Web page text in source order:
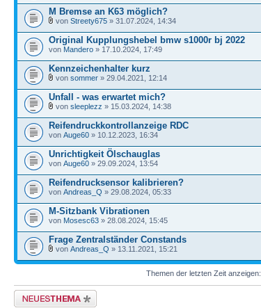
M Bremse an K63 möglich?
von Streety675 » 31.07.2024, 14:34
Original Kupplungshebel bmw s1000r bj 2022
von Mandero » 17.10.2024, 17:49
Kennzeichenhalter kurz
von sommer » 29.04.2021, 12:14
Unfall - was erwartet mich?
von sleeplezz » 15.03.2024, 14:38
Reifendruckkontrollanzeige RDC
von Auge60 » 10.12.2023, 16:34
Unrichtigkeit Ölschauglas
von Auge60 » 29.09.2024, 13:54
Reifendrucksensor kalibrieren?
von Andreas_Q » 29.08.2024, 05:33
M-Sitzbank Vibrationen
von Mosesc63 » 28.08.2024, 15:45
Frage Zentralständer Constands
von Andreas_Q » 13.11.2021, 15:21
Themen der letzten Zeit anzeigen:
Neues Thema erstellen